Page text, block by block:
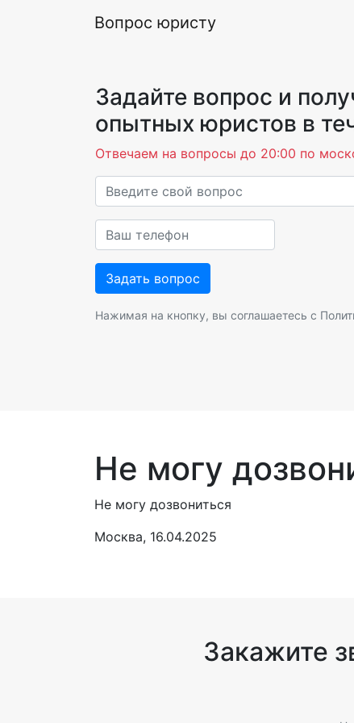
Вопрос юристу
Задайте вопрос и
опытных юристов в
Отвечаем на вопросы до 20:00 по
Нажимая на кнопку, вы соглашаетесь с
Не могу
Не могу дозвониться
Москва, 16.04.2025
Закажите